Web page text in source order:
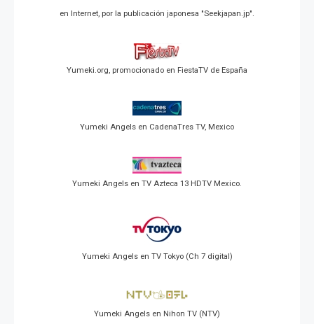
en Internet, por la publicación japonesa "Seekjapan.jp".
Yumeki.org, promocionado en FiestaTV de España
Yumeki Angels en CadenaTres TV, Mexico
Yumeki Angels en TV Azteca 13 HDTV Mexico.
Yumeki Angels en TV Tokyo (Ch 7 digital)
Yumeki Angels en Nihon TV (NTV)